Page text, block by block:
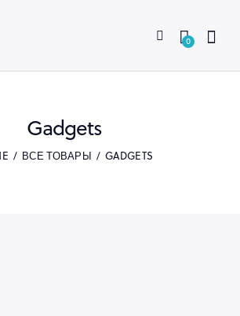
0
Gadgets
ВСЕ ТОВАРЫ GADGETS